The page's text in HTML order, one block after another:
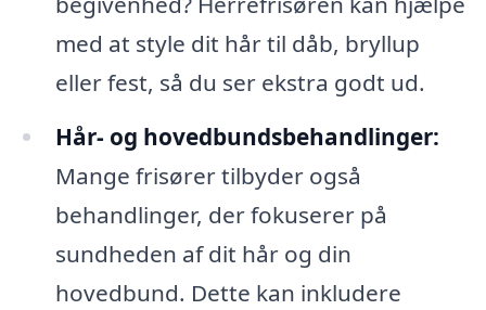
med at style dit hår til dåb, bryllup
eller fest, så du ser ekstra godt ud.
Hår- og hovedbundsbehandlinger:
Mange frisører tilbyder også
behandlinger, der fokuserer på
sundheden af dit hår og din
hovedbund. Dette kan inkludere